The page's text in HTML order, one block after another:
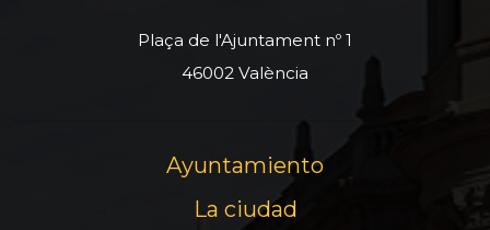
Plaça de l'Ajuntament nº 1
46002 València
Ayuntamiento
La ciudad